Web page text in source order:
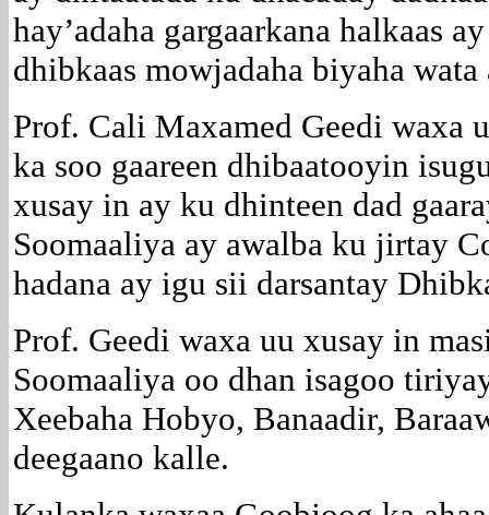
hay’adaha gargaarkana halkaas
dhibkaas mowjadaha biyaha
Prof. Cali Maxamed Geedi waxa
ka soo gaareen dhibaatooyin
xusay in ay ku dhinteen dad
Soomaaliya ay awalba ku jirtay
hadana ay igu sii darsantay
Prof. Geedi waxa uu xusay in
Soomaaliya oo dhan isagoo
Xeebaha Hobyo, Banaadir,
deegaano kalle.